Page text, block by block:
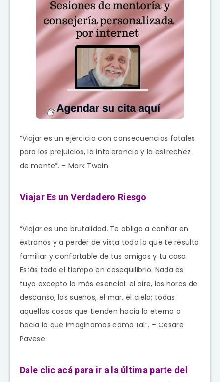
“Viajar es un ejercicio con consecuencias fatales
para los prejuicios, la intolerancia y la estrechez
de mente”. – Mark Twain
Viajar Es un Verdadero Riesgo
“Viajar es una brutalidad. Te obliga a confiar en
extraños y a perder de vista todo lo que te resulta
familiar y confortable de tus amigos y tu casa.
Estás todo el tiempo en desequilibrio. Nada es
tuyo excepto lo más esencial: el aire, las horas de
descanso, los sueños, el mar, el cielo; todas
aquellas cosas que tienden hacia lo eterno o
hacia lo que imaginamos como tal”. – Cesare
Pavese
Dale clic acá para ir a la última parte del